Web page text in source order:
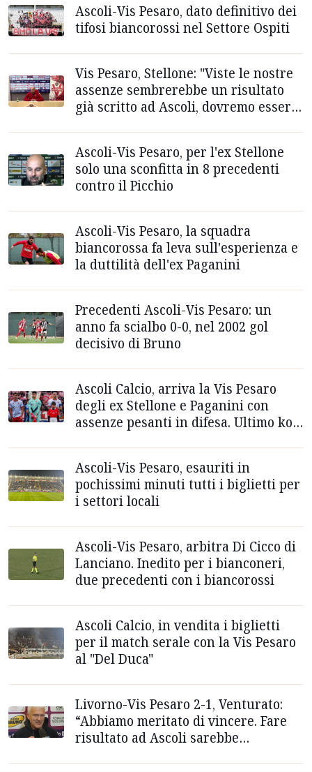
Ascoli-Vis Pesaro, dato definitivo dei
tifosi biancorossi nel Settore Ospiti
Vis Pesaro, Stellone: "Viste le nostre
assenze sembrerebbe un risultato
già scritto ad Ascoli, dovremo essere
Ascoli-Vis Pesaro, per l'ex Stellone
solo una sconfitta in 8 precedenti
contro il Picchio
Ascoli-Vis Pesaro, la squadra
biancorossa fa leva sull'esperienza e
la duttilità dell'ex Paganini
Precedenti Ascoli-Vis Pesaro: un
anno fa scialbo 0-0, nel 2002 gol
decisivo di Bruno
Ascoli Calcio, arriva la Vis Pesaro
degli ex Stellone e Paganini con
assenze pesanti in difesa. Ultimo ko
Ascoli-Vis Pesaro, esauriti in
pochissimi minuti tutti i biglietti per
i settori locali
Ascoli-Vis Pesaro, arbitra Di Cicco di
Lanciano. Inedito per i bianconeri,
due precedenti con i biancorossi
Ascoli Calcio, in vendita i biglietti
per il match serale con la Vis Pesaro
al "Del Duca"
Livorno-Vis Pesaro 2-1, Venturato:
“Abbiamo meritato di vincere. Fare
risultato ad Ascoli sarebbe